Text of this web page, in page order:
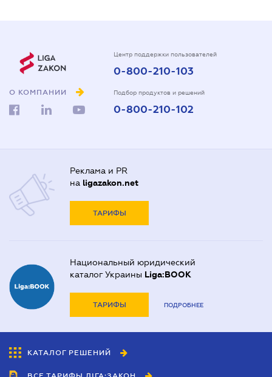
О КОМПАНИИ
Центр поддержки пользователей
0-800-210-103
Подбор продуктов и решений
0-800-210-102
Реклама и PR
на ligazakon.net
ТАРИФЫ
Национальный юридический
каталог Украины Liga:BOOK
ТАРИФЫ ПОДРОБНЕЕ
КАТАЛОГ РЕШЕНИЙ